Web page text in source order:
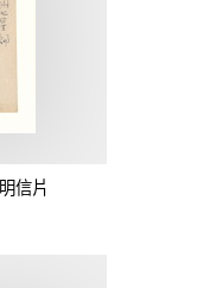
信片